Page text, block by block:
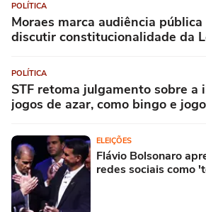
POLÍTICA
Moraes marca audiência pública
discutir constitucionalidade da
POLÍTICA
STF retoma julgamento sobre a
jogos de azar, como bingo e
ELEIÇÕES
Flávio Bolsonaro
redes sociais como